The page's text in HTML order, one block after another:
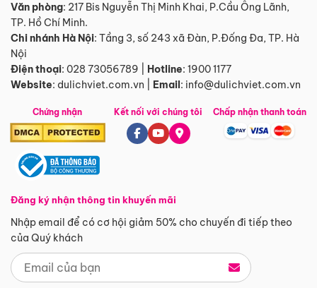
Văn phòng: 217 Bis Nguyễn Thị Minh Khai, P.Cầu Ông Lãnh,
TP. Hồ Chí Minh.
Chi nhánh Hà Nội: Tầng 3, số 243 xã Đàn, P.Đống Đa, TP. Hà
Nội
Điện thoại: 028 73056789 Hotline: 1900 1177
Website: dulichviet.com.vn Email: info@dulichviet.com.vn
Chứng nhận
Đăng ký nhận thông tin khuyến mãi
Nhập email để có cơ hội giảm 50% cho chuyến đi tiếp theo
của Quý khách
Kết nối với chúng tôi Chấp nhận thanh toán